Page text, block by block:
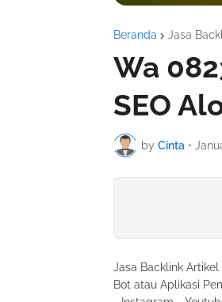
Beranda Jasa
Wa
SEO
by Cinta •
Jasa Backlink Artikel
Bot atau Aplikasi